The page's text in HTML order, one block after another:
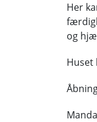
Her
og
Huset